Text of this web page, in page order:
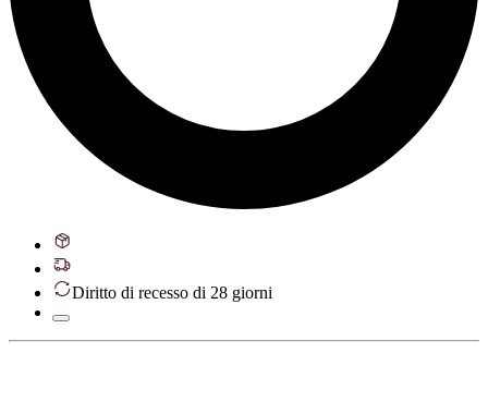
Diritto di recesso di 28 giorni